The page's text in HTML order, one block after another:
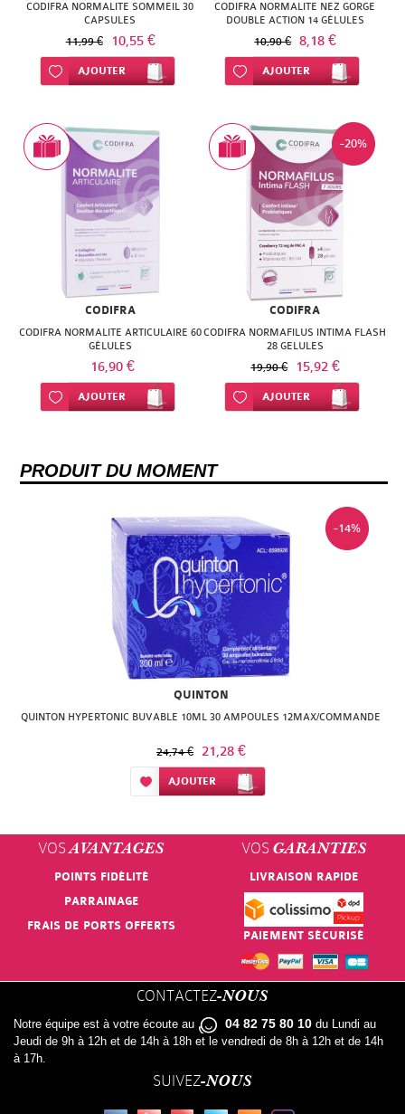
CODIFRA NORMALITE SOMMEIL 30
CAPSULES
11,99 € 10,55 €
Ajouter à ma liste d’envie
AJOUTER
CODIFRA NORMALITE NEZ GORGE
DOUBLE ACTION 14 GÉLULES
10,90 € 8,18 €
Ajouter à ma liste d’envie
AJOUTER
CODIFRA
CODIFRA NORMALITE ARTICULAIRE 60
GÉLULES
16,90 €
Ajouter à ma liste d’envie
AJOUTER
-20%
CODIFRA
CODIFRA NORMAFILUS INTIMA FLASH
28 GELULES
19,90 € 15,92 €
Ajouter à ma liste d’envie
AJOUTER
PRODUIT DU MOMENT
-14%
QUINTON
QUINTON HYPERTONIC BUVABLE 10ML 30 AMPOULES 12MAX/COMMANDE
24,74 € 21,28 €
Ajouter à ma liste d’envie
AJOUTER
VOS AVANTAGES
POINTS FIDÉLITÉ
PARRAINAGE
FRAIS DE PORTS OFFERTS
VOS GARANTIES
LIVRAISON RAPIDE
PAIEMENT SÉCURISÉ
CONTACTEZ -NOUS
Notre équipe est à votre écoute au 04 82 75 80 10 du Lundi au
Jeudi de 9h à 12h et de 14h à 18h et le vendredi de 8h à 12h et de 14h
à 17h.
SUIVEZ -NOUS